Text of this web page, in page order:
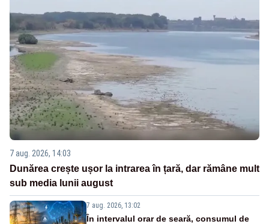
7 aug. 2026, 14:03
Dunărea crește ușor la intrarea în țară, dar rămâne mult
sub media lunii august
7 aug. 2026, 13:02
În intervalul orar de seară, consumul de